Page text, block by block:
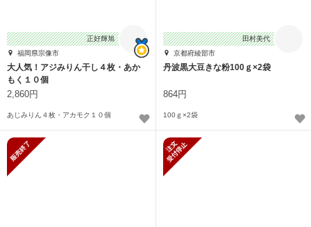
正好輝旭
福岡県宗像市
大人気！アジみりん干し４枚・あか
もく１０個
2,860円
あじみりん４枚・アカモク１０個
田村美代
京都府綾部市
丹波黒大豆きな粉100ｇ×2袋
864円
100ｇ×2袋